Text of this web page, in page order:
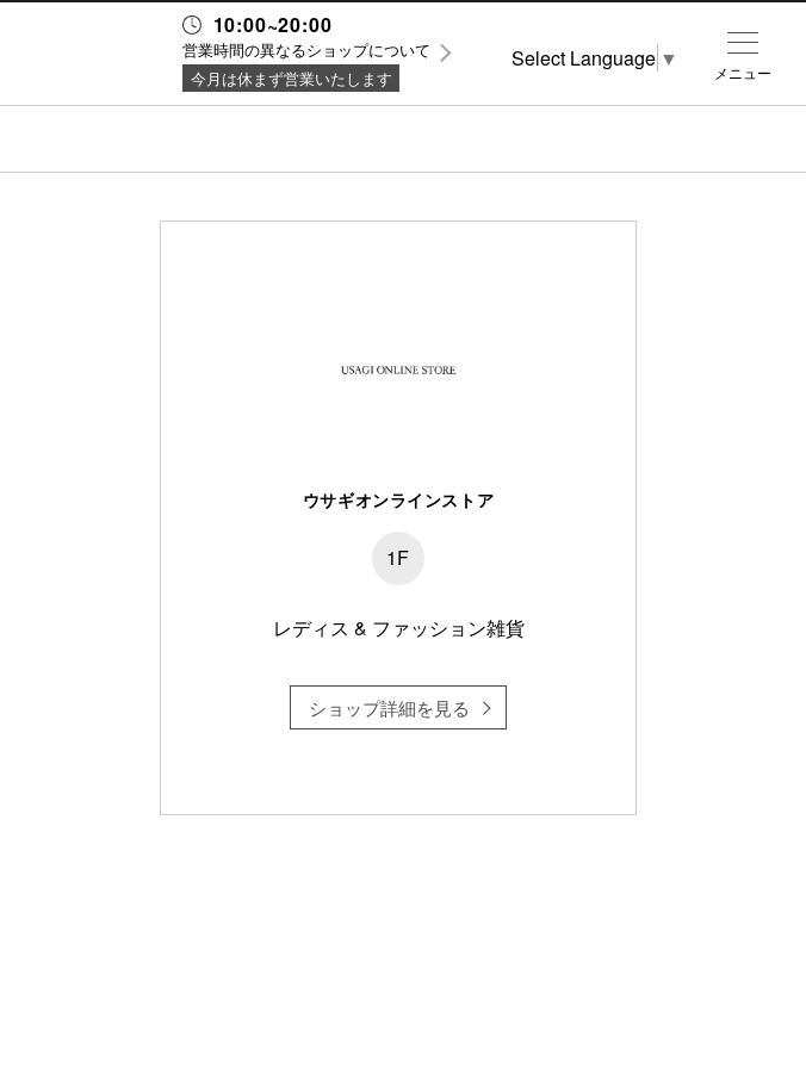
10:00~20:00
営業時間の異なるショップについて
今月は休まず営業いたします
ウサギオンラインストア
1F
レディス & ファッション雑貨
ショップ詳細を見る
メニュー
Select Language ▼